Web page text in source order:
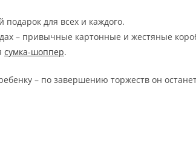
для всех и каждого.
– привычные картонные и жестяные
сумка-шоппер.
– по завершению торжеств он